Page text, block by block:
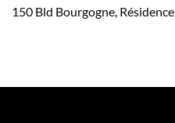
150 Bld Bourgogne,